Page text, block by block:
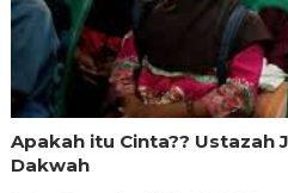
Apakah itu Cinta?? Ustazah
Dakwah